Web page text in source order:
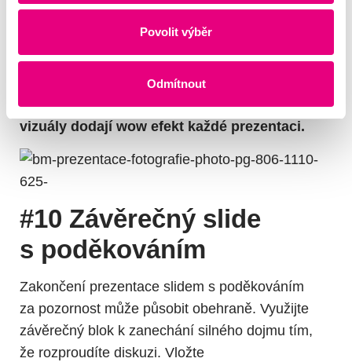
Povolit výběr
Odmítnout
ilustrací, které nepůsobí fotobankovým dojmem.
Až najdete perfektní vizuály, nebojte se je
Rychlý tip: Pokud často hledáte neotřelé
fotografie, sáhněte poKaboompics. Tyto
vizuály dodají wow efekt každé prezentaci.
#10 Závěrečný slide
s poděkováním
Zakončení prezentace slidem s poděkováním
za pozornost může působit obehraně. Využijte
závěrečný blok k zanechání silného dojmu tím,
že rozproudíte diskuzi. Vložte